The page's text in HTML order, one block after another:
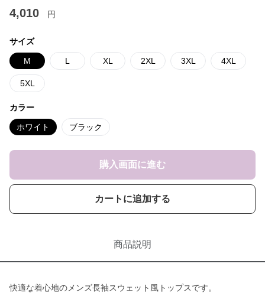
4,010 円
サイズ
M L XL 2XL 3XL 4XL
5XL
カラー
ホワイト ブラック
購入画面に進む
カートに追加する
商品説明
快適な着心地のメンズ長袖スウェット風トップスです。